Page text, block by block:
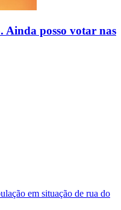
Ainda posso votar nas
em situação de rua do